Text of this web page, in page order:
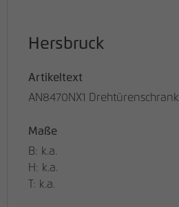
Hersbruck
Artikeltext
AN8470NX1 Drehtürenschrank
Maße
B: k.a.
H: k.a.
T: k.a.